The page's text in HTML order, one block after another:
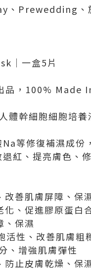
、Prewedding、
｜一盒5片
品，100% Made
幹細胞細胞培養
等修復補濕成份
紅、提亮膚色、
善肌膚屏障、保
、促進膠原蛋白
、保濕
活性、改善肌膚粗
、增強肌膚彈性
止皮膚乾燥、保